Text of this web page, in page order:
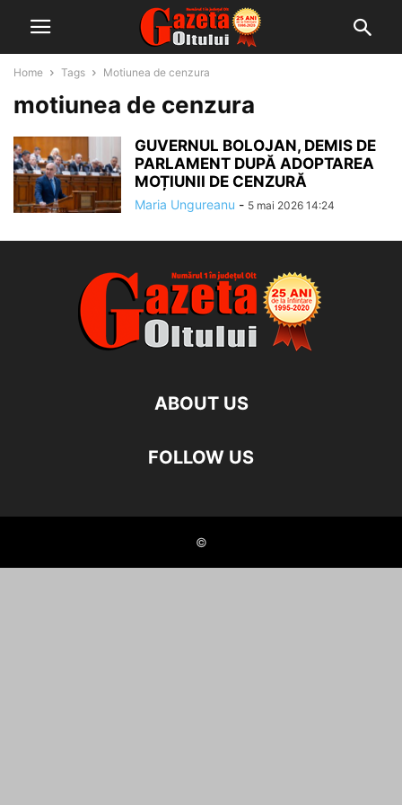
Home Tags Motiunea de cenzura
motiunea de cenzura
GUVERNUL BOLOJAN, DEMIS DE
PARLAMENT DUPĂ ADOPTAREA
MOȚIUNII DE CENZURĂ
Maria Ungureanu - 5 mai 2026 14:24
ABOUT US
FOLLOW US
©